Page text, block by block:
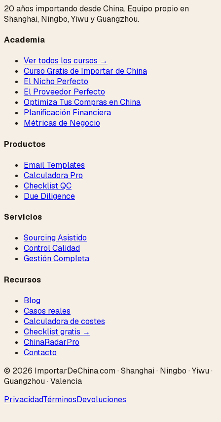
20 años importando desde China. Equipo propio en
Shanghai, Ningbo, Yiwu y Guangzhou.
Academia
Ver todos los cursos →
Curso Gratis de Importar de China
El Nicho Perfecto
El Proveedor Perfecto
Optimiza Tus Compras en China
Planificación Financiera
Métricas de Negocio
Productos
Email Templates
Calculadora Pro
Checklist QC
Due Diligence
Servicios
Sourcing Asistido
Control Calidad
Gestión Completa
Recursos
Blog
Casos reales
Calculadora de costes
Checklist gratis →
ChinaRadarPro
Contacto
© 2026 ImportarDeChina.com · Shanghai · Ningbo · Yiwu ·
Guangzhou · Valencia
PrivacidadTérminosDevoluciones